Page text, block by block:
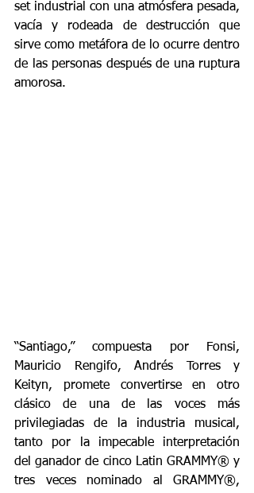
set industrial con una atmósfera pesada,
vacía y rodeada de destrucción que
sirve como metáfora de lo ocurre dentro
de las personas después de una ruptura
amorosa.
“Santiago,” compuesta por Fonsi,
Mauricio Rengifo, Andrés Torres y
Keityn, promete convertirse en otro
clásico de una de las voces más
privilegiadas de la industria musical,
tanto por la impecable interpretación
del ganador de cinco Latin GRAMMY® y
tres veces nominado al GRAMMY®,